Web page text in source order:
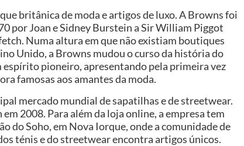
britânica de moda e artigos de luxo. A Browns foi
por Joan e Sidney Burstein a Sir William Piggot
Numa altura em que não existiam boutiques
Unido, a Browns mudou o curso da história do
espírito pioneiro, apresentando pela primeira vez
famosas aos amantes da moda.
mercado mundial de sapatilhas e de streetwear.
2008. Para além da loja online, a empresa tem
do Soho, em Nova Iorque, onde a comunidade de
ténis e do streetwear encontra artigos únicos.